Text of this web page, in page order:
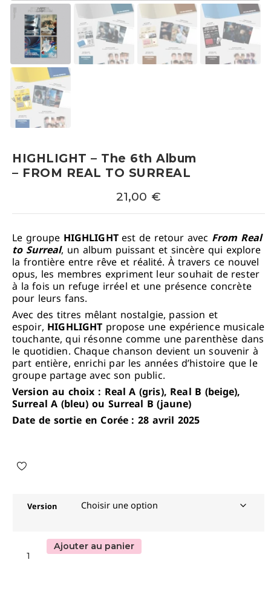
HIGHLIGHT – The 6th Album
– FROM REAL TO SURREAL
21,00 €
Le groupe HIGHLIGHTest de retour avec From Real
to Surreal, un album puissant et sincère qui explore
la frontière entre rêve et réalité. À travers ce nouvel
opus, les membres expriment leur souhait de rester
à la fois un refuge irréel et une présence concrète
pour leurs fans.
Avec des titres mêlant nostalgie, passion et
espoir, HIGHLIGHT propose une expérience musicale
touchante, qui résonne comme une parenthèse dans
le quotidien. Chaque chanson devient un souvenir à
part entière, enrichi par les années d’histoire que le
groupe partage avec son public.
Version au choix : Real A (gris), Real B (beige),
Surreal A (bleu) ou Surreal B (jaune)
Date de sortie en Corée : 28 avril 2025
Version
Ajouter au panier